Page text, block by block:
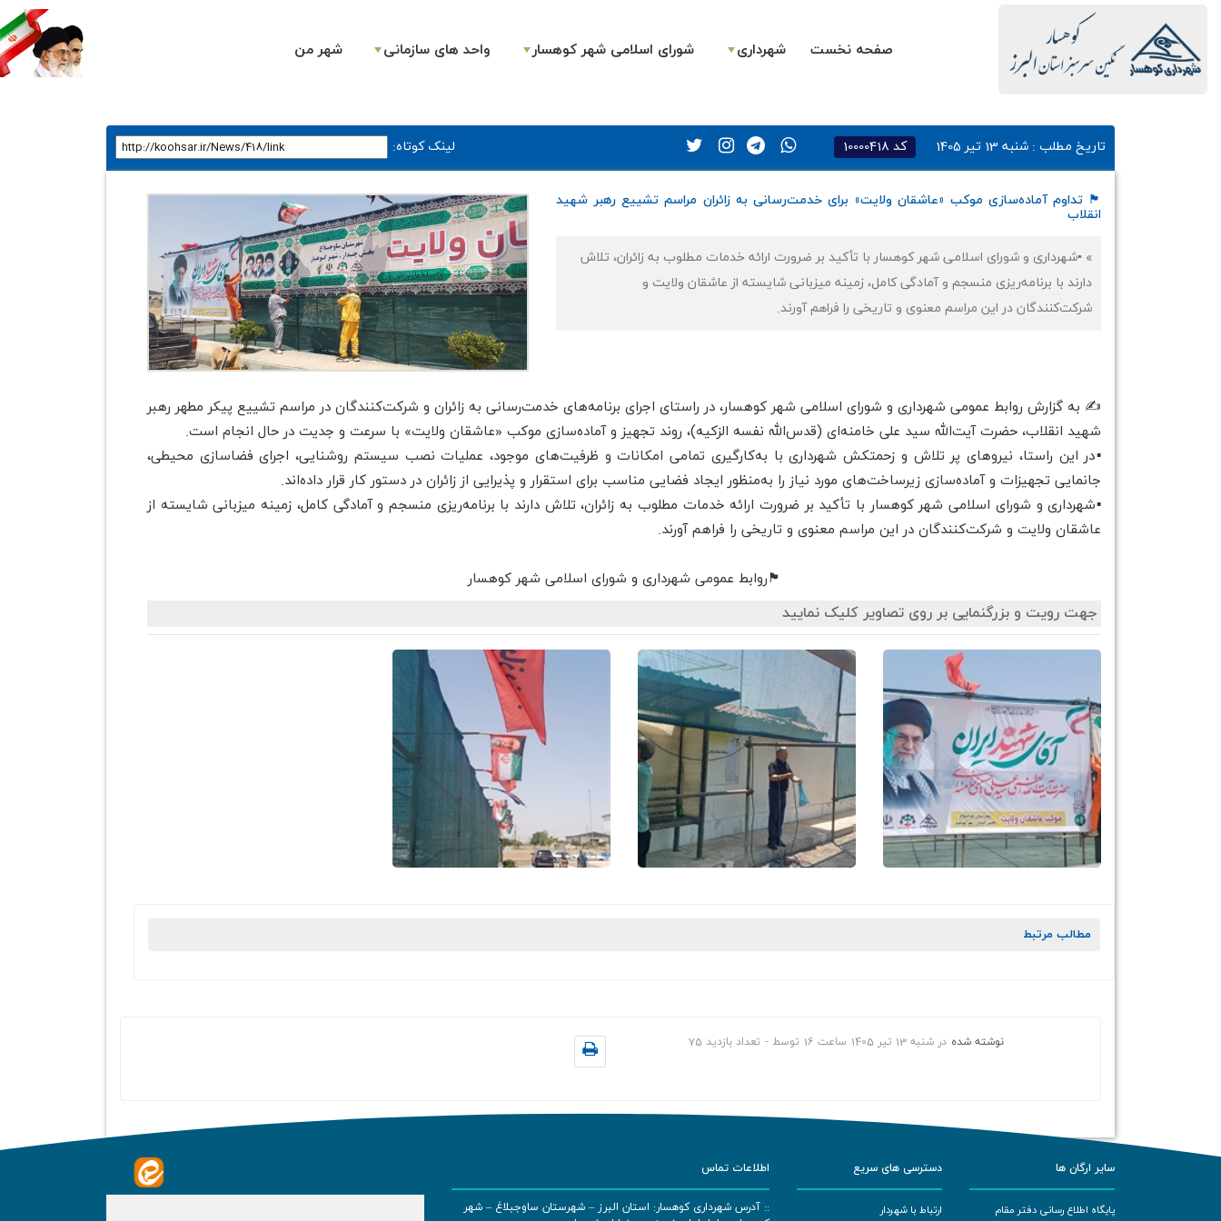
صفحه نخست شهرداری شورای اسلامی شهر کوهسار واحد های سازمانی شهر من
تاریخ مطلب : شنبه 13 تیر 1405 کد 10000418 لینک کوتاه:
🏴 تداوم آماده‌سازی موکب «عاشقان ولایت» برای خدمت‌رسانی به زائران مراسم تشییع رهبر شهید
انقلاب
» ▪️شهرداری و شورای اسلامی شهر کوهسار با تأکید بر ضرورت ارائه خدمات مطلوب به زائران، تلاش
دارند با برنامه‌ریزی منسجم و آمادگی کامل، زمینه میزبانی شایسته از عاشقان ولایت و
شرکت‌کنندگان در این مراسم معنوی و تاریخی را فراهم آورند.
✍️ به گزارش روابط عمومی شهرداری و شورای اسلامی شهر کوهسار، در راستای اجرای برنامه‌های خدمت‌رسانی به زائران و شرکت‌کنندگان در مراسم تشییع پیکر مطهر رهبر
شهید انقلاب، حضرت آیت‌الله سید علی خامنه‌ای (قدس‌الله نفسه الزکیه)، روند تجهیز و آماده‌سازی موکب «عاشقان ولایت» با سرعت و جدیت در حال انجام است.
▪️در این راستا، نیروهای پر تلاش و زحمتکش شهرداری با به‌کارگیری تمامی امکانات و ظرفیت‌های موجود، عملیات نصب سیستم روشنایی، اجرای فضاسازی محیطی،
جانمایی تجهیزات و آماده‌سازی زیرساخت‌های مورد نیاز را به‌منظور ایجاد فضایی مناسب برای استقرار و پذیرایی از زائران در دستور کار قرار داده‌اند.
▪️شهرداری و شورای اسلامی شهر کوهسار با تأکید بر ضرورت ارائه خدمات مطلوب به زائران، تلاش دارند با برنامه‌ریزی منسجم و آمادگی کامل، زمینه میزبانی شایسته از
عاشقان ولایت و شرکت‌کنندگان در این مراسم معنوی و تاریخی را فراهم آورند.
🏴روابط عمومی شهرداری و شورای اسلامی شهر کوهسار
جهت رویت و بزرگنمایی بر روی تصاویر کلیک نمایید
مطالب مرتبط
نوشته شده در شنبه 13 تیر 1405 ساعت 16 توسط - تعداد بازدید 75
سایر ارگان ها
پایگاه اطلاع رسانی دفتر مقام
دسترسی های سریع
ارتباط با شهردار
اطلاعات تماس
:: آدرس شهرداری کوهسار: استان البرز – شهرستان ساوجبلاغ – شهر